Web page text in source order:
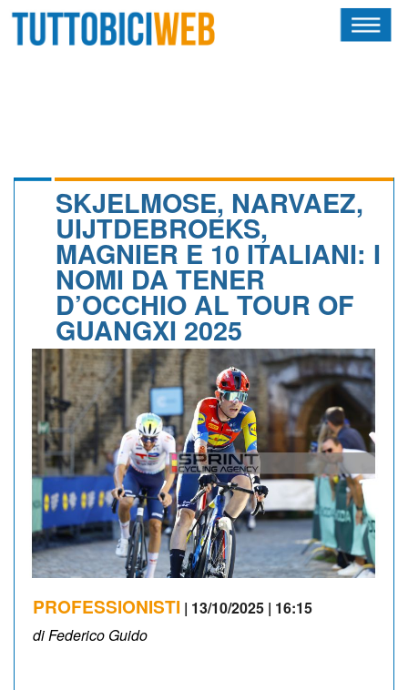
CALENDARIO
ALBI D'ORO
NEWSLETTER
SKJELMOSE, NARVAEZ,
UIJTDEBROEKS,
MAGNIER E 10 ITALIANI: I
NOMI DA TENER
D’OCCHIO AL TOUR OF
GUANGXI 2025
PROFESSIONISTI | 13/10/2025 | 16:15
di Federico Guido